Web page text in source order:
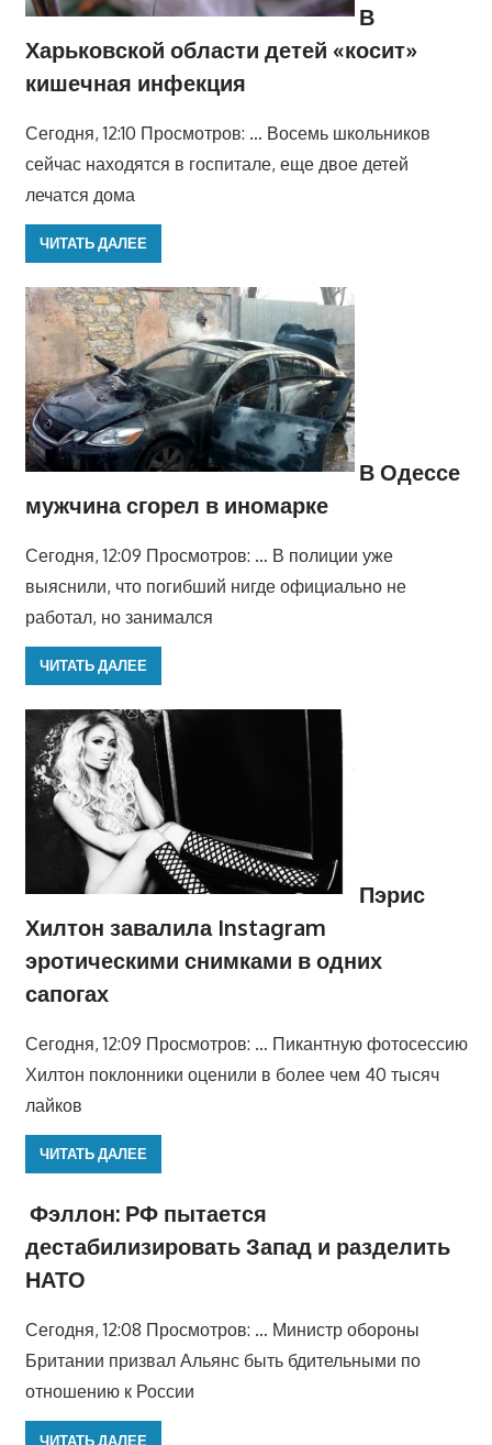
В
Харьковской области детей «косит»
кишечная инфекция
Сегодня, 12:10 Просмотров: … Восемь школьников
сейчас находятся в госпитале, еще двое детей
лечатся дома
ЧИТАТЬ ДАЛЕЕ
В Одессе
мужчина сгорел в иномарке
Сегодня, 12:09 Просмотров: … В полиции уже
выяснили, что погибший нигде официально не
работал, но занимался
ЧИТАТЬ ДАЛЕЕ
Пэрис
Хилтон завалила Instagram
эротическими снимками в одних
сапогах
Сегодня, 12:09 Просмотров: … Пикантную фотосессию
Хилтон поклонники оценили в более чем 40 тысяч
лайков
ЧИТАТЬ ДАЛЕЕ
Фэллон: РФ пытается
дестабилизировать Запад и разделить
НАТО
Сегодня, 12:08 Просмотров: … Министр обороны
Британии призвал Альянс быть бдительными по
отношению к России
ЧИТАТЬ ДАЛЕЕ